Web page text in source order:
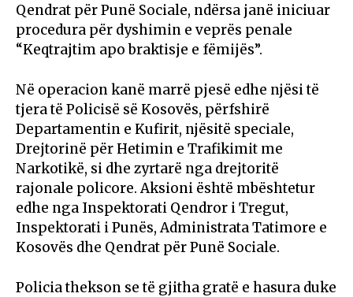
Qendrat për Punë Sociale, ndërsa janë iniciuar
procedura për dyshimin e veprës penale
“Keqtrajtim apo braktisje e fëmijës”.
Në operacion kanë marrë pjesë edhe njësi të
tjera të Policisë së Kosovës, përfshirë
Departamentin e Kufirit, njësitë speciale,
Drejtorinë për Hetimin e Trafikimit me
Narkotikë, si dhe zyrtarë nga drejtoritë
rajonale policore. Aksioni është mbështetur
edhe nga Inspektorati Qendror i Tregut,
Inspektorati i Punës, Administrata Tatimore e
Kosovës dhe Qendrat për Punë Sociale.
Policia thekson se të gjitha gratë e hasura duke